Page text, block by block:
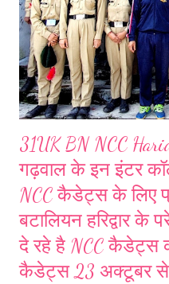
31UK BN NCC
गढ़वाल के इन इंटर
NCC कैडेट्स के लिए
बटालियन हरिद्वार
दे रहे है NCC कैडेट्स
कैडेट्स 23 अक्टूबर